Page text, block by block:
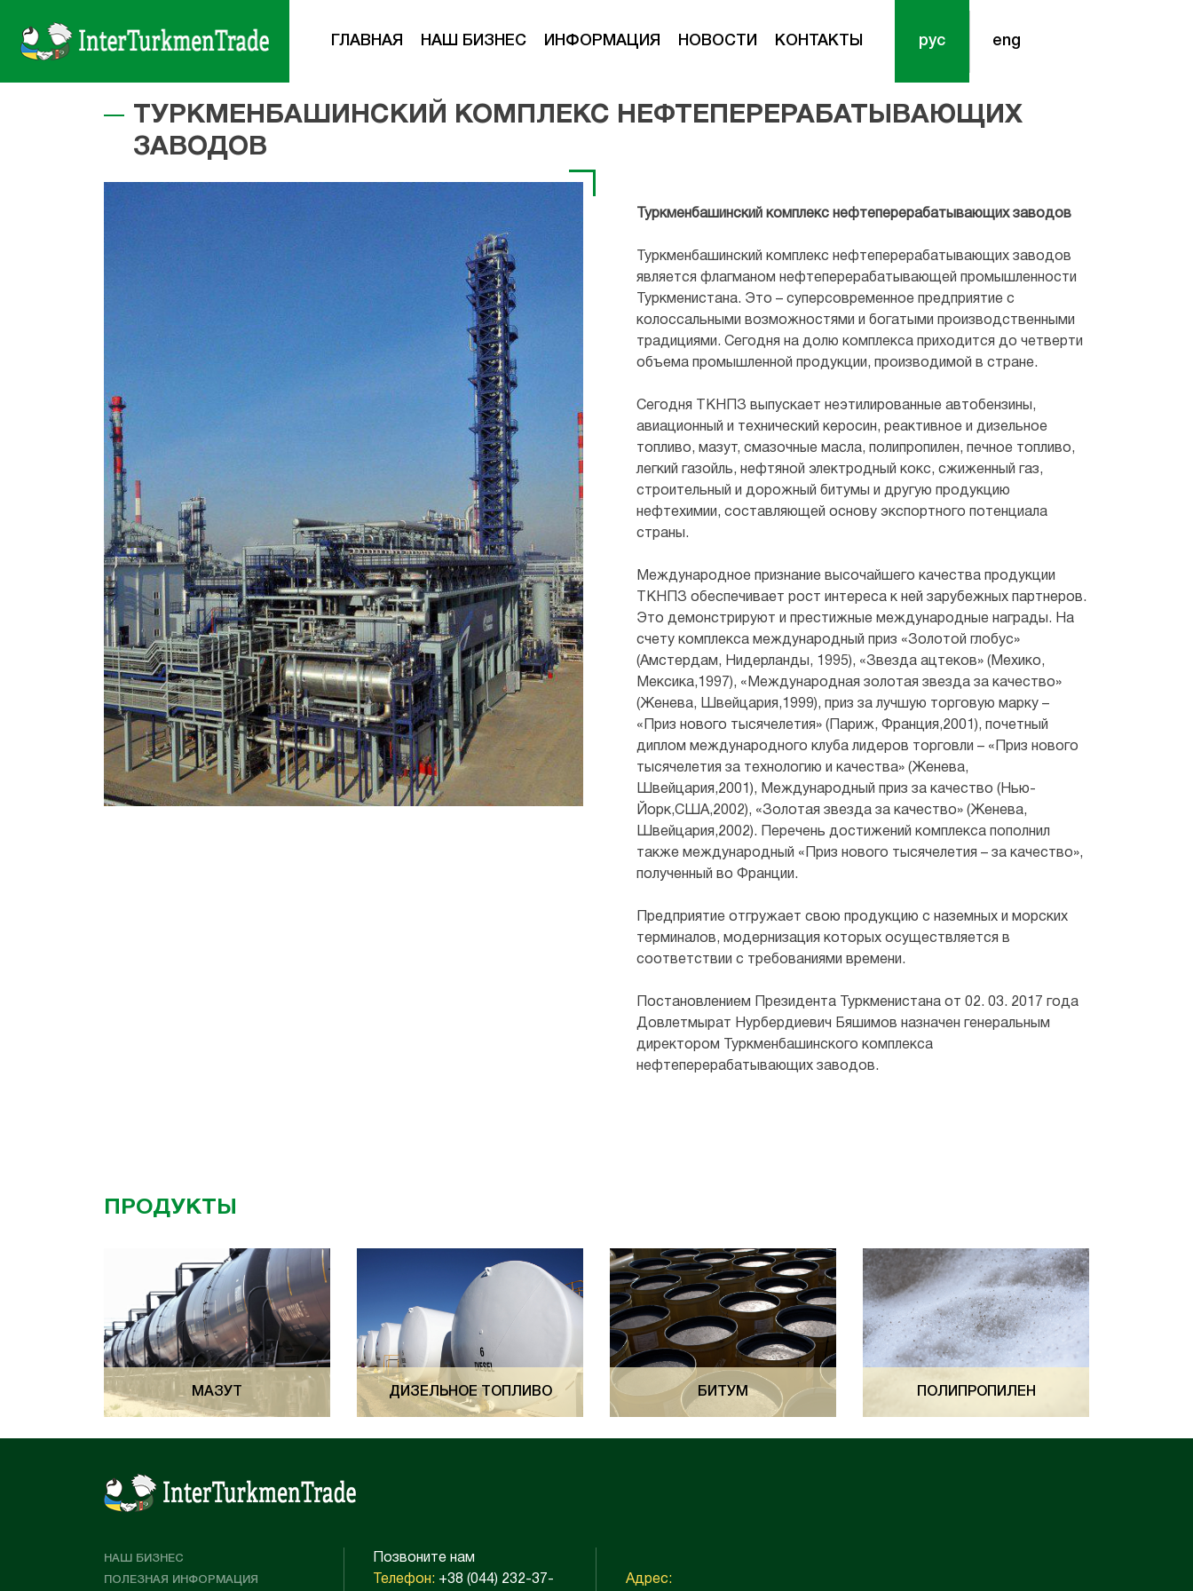
ГЛАВНАЯ НАШ БИЗНЕС ИНФОРМАЦИЯ НОВОСТИ КОНТАКТЫ рус eng
ТУРКМЕНБАШИНСКИЙ КОМПЛЕКС НЕФТЕПЕРЕРАБАТЫВАЮЩИХ
ЗАВОДОВ
Туркменбашинский комплекс нефтеперерабатывающих заводов
Туркменбашинский комплекс нефтеперерабатывающих заводов
является флагманом нефтеперерабатывающей промышленности
Туркменистана. Это – суперсовременное предприятие с
колоссальными возможностями и богатыми производственными
традициями. Сегодня на долю комплекса приходится до четверти
объема промышленной продукции, производимой в стране.
Сегодня ТКНПЗ выпускает неэтилированные автобензины,
авиационный и технический керосин, реактивное и дизельное
топливо, мазут, смазочные масла, полипропилен, печное топливо,
легкий газойль, нефтяной электродный кокс, сжиженный газ,
строительный и дорожный битумы и другую продукцию
нефтехимии, составляющей основу экспортного потенциала
страны.
Международное признание высочайшего качества продукции
ТКНПЗ обеспечивает рост интереса к ней зарубежных партнеров.
Это демонстрируют и престижные международные награды. На
счету комплекса международный приз «Золотой глобус»
(Амстердам, Нидерланды, 1995), «Звезда ацтеков» (Мехико,
Мексика,1997), «Международная золотая звезда за качество»
(Женева, Швейцария,1999), приз за лучшую торговую марку –
«Приз нового тысячелетия» (Париж, Франция,2001), почетный
диплом международного клуба лидеров торговли – «Приз нового
тысячелетия за технологию и качества» (Женева,
Швейцария,2001), Международный приз за качество (Нью-
Йорк,США,2002), «Золотая звезда за качество» (Женева,
Швейцария,2002). Перечень достижений комплекса пополнил
также международный «Приз нового тысячелетия – за качество»,
полученный во Франции.
Предприятие отгружает свою продукцию с наземных и морских
терминалов, модернизация которых осуществляется в
соответствии с требованиями времени.
Постановлением Президента Туркменистана от 02. 03. 2017 года
Довлетмырат Нурбердиевич Бяшимов назначен генеральным
директором Туркменбашинского комплекса
нефтеперерабатывающих заводов.
ПРОДУКТЫ
МАЗУТ ДИЗЕЛЬНОЕ ТОПЛИВО БИТУМ ПОЛИПРОПИЛЕН
НАШ БИЗНЕС
ПОЛЕЗНАЯ ИНФОРМАЦИЯ
Позвоните нам
Телефон:+38 (044) 232-37- Адрес: